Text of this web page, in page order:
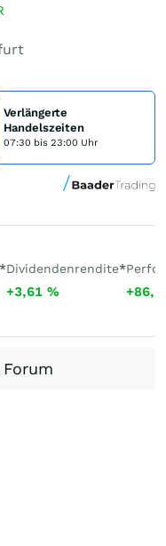
Verlängerte
Handelszeiten
07:30 bis 23:00 Uhr
*Dividendenrendite*
+3,61 %
Forum